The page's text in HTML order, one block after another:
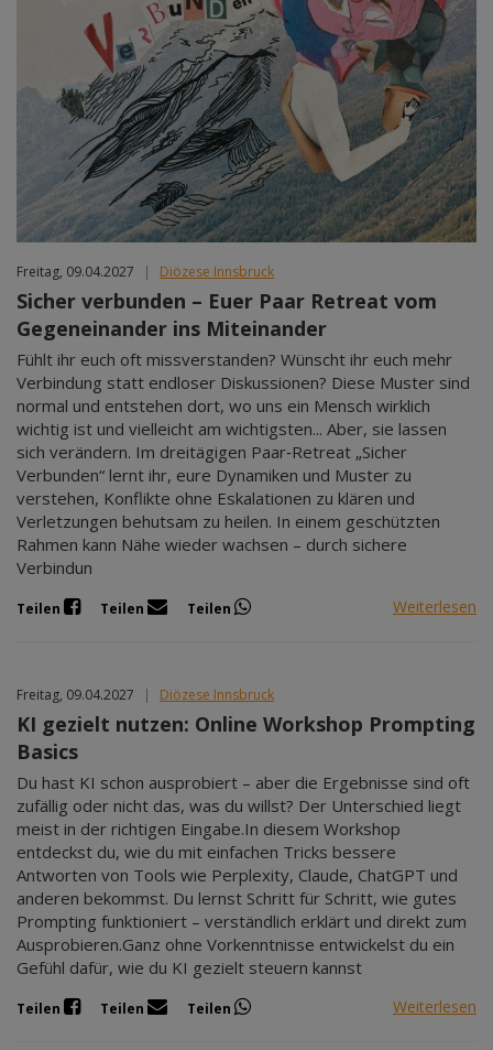
Freitag, 09.04.2027 | Diözese Innsbruck
Sicher verbunden – Euer Paar Retreat vom
Gegeneinander ins Miteinander
Fühlt ihr euch oft missverstanden? Wünscht ihr euch mehr
Verbindung statt endloser Diskussionen? Diese Muster sind
normal und entstehen dort, wo uns ein Mensch wirklich
wichtig ist und vielleicht am wichtigsten... Aber, sie lassen
sich verändern. Im dreitägigen Paar‑Retreat „Sicher
Verbunden“ lernt ihr, eure Dynamiken und Muster zu
verstehen, Konflikte ohne Eskalationen zu klären und
Verletzungen behutsam zu heilen. In einem geschützten
Rahmen kann Nähe wieder wachsen – durch sichere
Verbindun
Teilen Teilen Teilen Weiterlesen
Freitag, 09.04.2027 | Diözese Innsbruck
KI gezielt nutzen: Online Workshop Prompting
Basics
Du hast KI schon ausprobiert – aber die Ergebnisse sind oft
zufällig oder nicht das, was du willst? Der Unterschied liegt
meist in der richtigen Eingabe.In diesem Workshop
entdeckst du, wie du mit einfachen Tricks bessere
Antworten von Tools wie Perplexity, Claude, ChatGPT und
anderen bekommst. Du lernst Schritt für Schritt, wie gutes
Prompting funktioniert – verständlich erklärt und direkt zum
Ausprobieren.Ganz ohne Vorkenntnisse entwickelst du ein
Gefühl dafür, wie du KI gezielt steuern kannst
Teilen Teilen Teilen Weiterlesen